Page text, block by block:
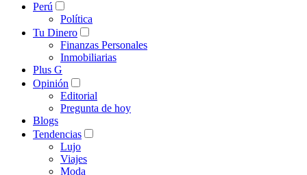
Perú
Política
Tu Dinero
Finanzas Personales
Inmobiliarias
Plus G
Opinión
Editorial
Pregunta de hoy
Blogs
Tendencias
Lujo
Viajes
Moda